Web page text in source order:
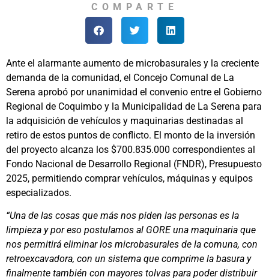
COMPARTE
Ante el alarmante aumento de microbasurales y la creciente
demanda de la comunidad, el Concejo Comunal de La
Serena aprobó por unanimidad el convenio entre el Gobierno
Regional de Coquimbo y la Municipalidad de La Serena para
la adquisición de vehículos y maquinarias destinadas al
retiro de estos puntos de conflicto. El monto de la inversión
del proyecto alcanza los $700.835.000 correspondientes al
Fondo Nacional de Desarrollo Regional (FNDR), Presupuesto
2025, permitiendo comprar vehículos, máquinas y equipos
especializados.
“Una de las cosas que más nos piden las personas es la
limpieza y por eso postulamos al GORE una maquinaria que
nos permitirá eliminar los microbasurales de la comuna, con
retroexcavadora, con un sistema que comprime la basura y
finalmente también con mayores tolvas para poder distribuir